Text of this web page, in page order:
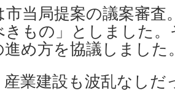
当局提案の議案審査
きもの」としました
進め方を協議しました
産業建設も波乱なしだ